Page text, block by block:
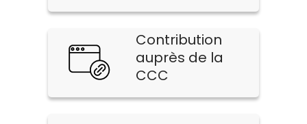
Contribution
auprès de la
CCC